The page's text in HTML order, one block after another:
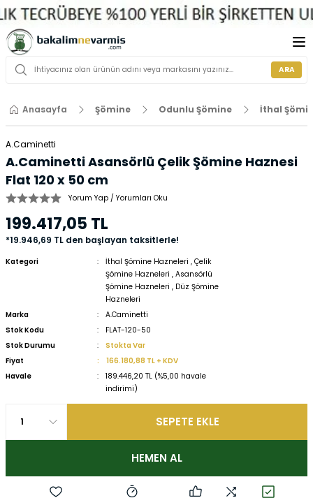
ARA
Anasayfa Şömine Odunlu Şömine İthal
A.Caminetti
A.Caminetti Asansörlü Çelik Şömine Haznesi
Flat 120 x 50 cm
Yorum Yap / Yorumları Oku
199.417,05 TL
*19.946,69 TL den başlayan taksitlerle!
Kategori İthal Şömine Hazneleri ,Çelik
Şömine Hazneleri ,Asansörlü
Şömine Hazneleri , Düz Şömine
Hazneleri
Marka
A.Caminetti
Stok Kodu
FLAT-120-50
Stok Durumu
Stokta Var
Fiyat
166.180,88 TL + KDV
Havale
189.446,20 TL (%5,00 havale
indirimi)
SEPETE EKLE
HEMEN AL